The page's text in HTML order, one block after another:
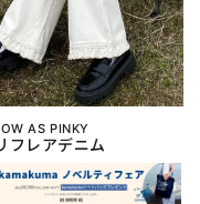
AS PINKY
フレアデニム